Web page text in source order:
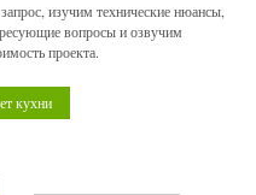
изучим технические нюансы,
вопросы и озвучим
проекта.
кухни